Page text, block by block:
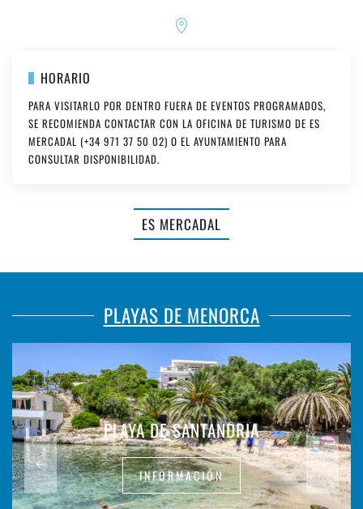
HORARIO
PARA VISITARLO POR DENTRO FUERA DE EVENTOS PROGRAMADOS,
SE RECOMIENDA CONTACTAR CON LA OFICINA DE TURISMO DE ES
MERCADAL (+34 971 37 50 02) O EL AYUNTAMIENTO PARA
CONSULTAR DISPONIBILIDAD.
ES MERCADAL
PLAYAS DE MENORCA
PLAYA DE SANTANDRIA
INFORMACIÓN